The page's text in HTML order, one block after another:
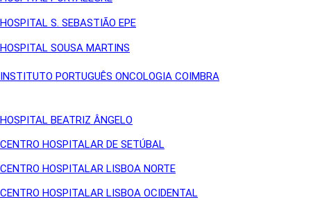
HOSPITAL S. SEBASTIÃO EPE
HOSPITAL SOUSA MARTINS
INSTITUTO PORTUGUÊS ONCOLOGIA COIMBRA
HOSPITAL BEATRIZ ÂNGELO
CENTRO HOSPITALAR DE SETÚBAL
CENTRO HOSPITALAR LISBOA NORTE
CENTRO HOSPITALAR LISBOA OCIDENTAL